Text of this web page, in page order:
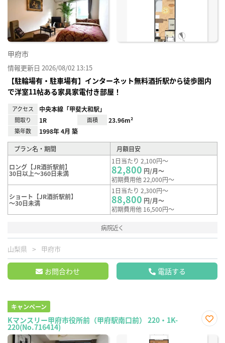
甲府市
情報更新日 2026/08/02 13:15
【駐輪場有・駐車場有】インターネット無料酒折駅から徒歩圏内
で洋室11帖ある家具家電付き部屋！
アクセス 中央本線「甲斐大和駅」
間取り 1R 面積 23.96m²
築年数 1998年 4月 築
プラン名・期間 月額目安
ロング【JR酒折駅前】
30日以上～360日未満
1日当たり 2,100円～
82,800 円/月～
初期費用他 22,000円～
ショート【JR酒折駅前】
～30日未満
1日当たり 2,300円～
88,800 円/月～
初期費用他 16,500円～
病院近く
山梨県 甲府市
お問合わせ 電話する
キャンペーン
Kマンスリー甲府市役所前（甲府駅南口前） 220・1K-
220(No.716414)
に入